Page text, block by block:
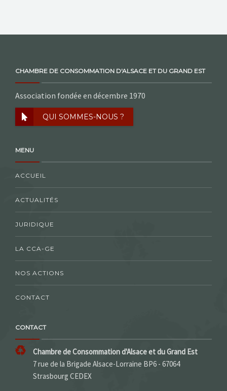
CHAMBRE DE CONSOMMATION D'ALSACE ET DU GRAND EST
Association fondée en décembre 1970
QUI SOMMES-NOUS ?
MENU
ACCUEIL
ACTUALITÉS
JURIDIQUE
LA CCA-GE
NOS ACTIONS
CONTACT
CONTACT
Chambre de Consommation d'Alsace et du Grand Est
7 rue de la Brigade Alsace-Lorraine BP6 - 67064
Strasbourg CEDEX